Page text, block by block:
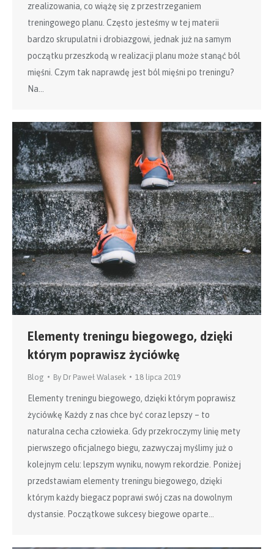
zrealizowania, co wiążę się z przestrzeganiem
treningowego planu. Często jesteśmy w tej materii
bardzo skrupulatni i drobiazgowi, jednak już na samym
początku przeszkodą w realizacji planu może stanąć ból
mięśni. Czym tak naprawdę jest ból mięśni po treningu?
Na…
Elementy treningu biegowego, dzięki
którym poprawisz życiówkę
Blog By Dr Paweł Walasek 18 lipca 2019
Elementy treningu biegowego, dzięki którym poprawisz
życiówkę Każdy z nas chce być coraz lepszy – to
naturalna cecha człowieka. Gdy przekroczymy linię mety
pierwszego oficjalnego biegu, zazwyczaj myślimy już o
kolejnym celu: lepszym wyniku, nowym rekordzie. Poniżej
przedstawiam elementy treningu biegowego, dzięki
którym każdy biegacz poprawi swój czas na dowolnym
dystansie. Początkowe sukcesy biegowe oparte…